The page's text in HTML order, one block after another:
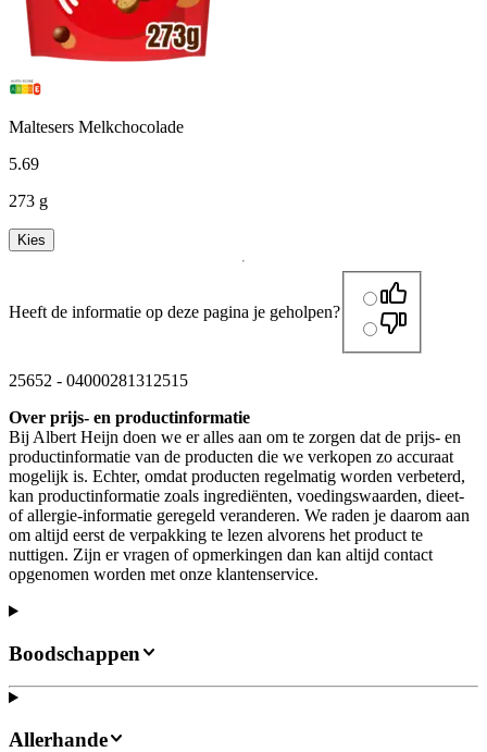
Maltesers Melkchocolade
5.69
273 g
Kies
Heeft de informatie op deze pagina je geholpen?
25652 - 04000281312515
Over prijs- en productinformatie
Bij Albert Heijn doen we er alles aan om te zorgen dat de prijs- en
productinformatie van de producten die we verkopen zo accuraat
mogelijk is. Echter, omdat producten regelmatig worden verbeterd,
kan productinformatie zoals ingrediënten, voedingswaarden, dieet-
of allergie-informatie geregeld veranderen. We raden je daarom aan
om altijd eerst de verpakking te lezen alvorens het product te
nuttigen. Zijn er vragen of opmerkingen dan kan altijd contact
opgenomen worden met onze klantenservice.
Boodschappen
Allerhande